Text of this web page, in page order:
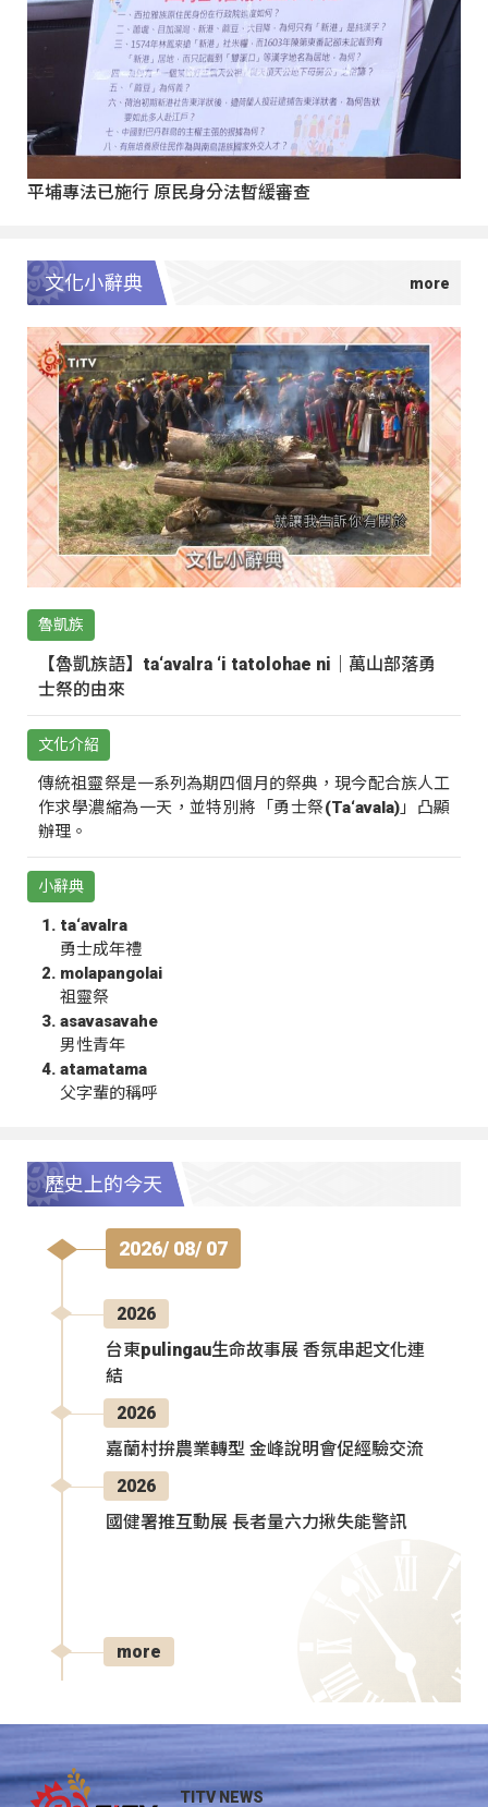
平埔專法已施行 原民身分法暫緩審查
文化小辭典
魯凱族
【魯凱族語】ta‘avalra ‘i tatolohae ni｜萬山部落勇
士祭的由來
文化介紹
傳統祖靈祭是一系列為期四個月的祭典，現今配合族人工
作求學濃縮為一天，並特別將「勇士祭(Ta‘avala)」凸顯
辦理。
小辭典
ta‘avalra
勇士成年禮
molapangolai
祖靈祭
asavasavahe
男性青年
atamatama
父字輩的稱呼
歷史上的今天
2026/ 08/ 07
2026
台東pulingau生命故事展 香氛串起文化連
結
2026
嘉蘭村拚農業轉型 金峰說明會促經驗交流
2026
國健署推互動展 長者量六力揪失能警訊
more
TITV NEWS